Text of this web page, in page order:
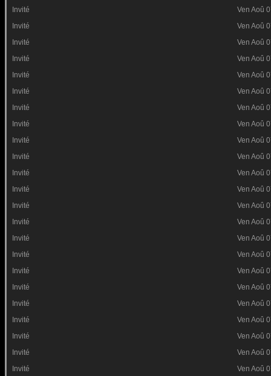
Invité
Ven Aoû
Invité
Ven Aoû
Invité
Ven Aoû
Invité
Ven Aoû
Invité
Ven Aoû
Invité
Ven Aoû
Invité
Ven Aoû
Invité
Ven Aoû
Invité
Ven Aoû
Invité
Ven Aoû
Invité
Ven Aoû
Invité
Ven Aoû
Invité
Ven Aoû
Invité
Ven Aoû
Invité
Ven Aoû
Invité
Ven Aoû
Invité
Ven Aoû
Invité
Ven Aoû
Invité
Ven Aoû
Invité
Ven Aoû
Invité
Ven Aoû
Invité
Ven Aoû
Invité
Ven Aoû